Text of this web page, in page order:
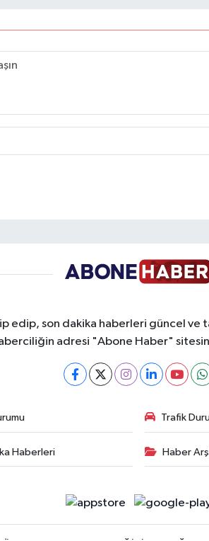
edip, son dakika haberleri güncel ve
adresi "Abone Haber"
Trafik
Haberleri Haber